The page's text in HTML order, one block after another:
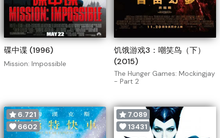
碟中谍 (1996)
Mission: Impossible
饥饿游戏3：嘲笑鸟（下）
(2015)
The Hunger Games: Mockingjay
- Part 2
6.721
6602
7.089
13431